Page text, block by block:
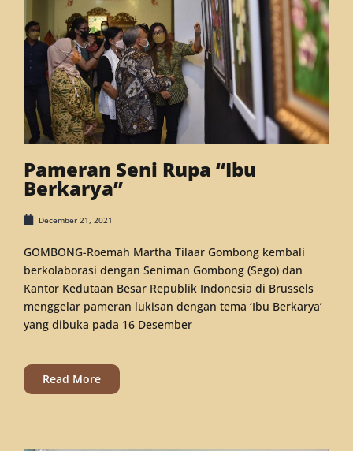
Pameran Seni Rupa “Ibu
Berkarya”
December 21, 2021
GOMBONG-Roemah Martha Tilaar Gombong kembali
berkolaborasi dengan Seniman Gombong (Sego) dan
Kantor Kedutaan Besar Republik Indonesia di Brussels
menggelar pameran lukisan dengan tema ‘Ibu Berkarya’
yang dibuka pada 16 Desember
Read More